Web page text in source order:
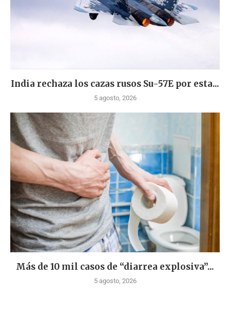
India rechaza los cazas rusos Su-57E por esta...
5 agosto, 2026
Más de 10 mil casos de “diarrea explosiva”...
5 agosto, 2026